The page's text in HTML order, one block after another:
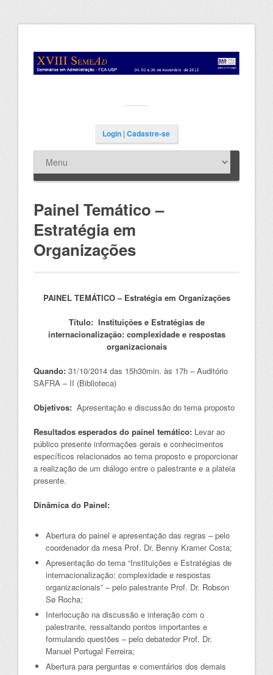
Login| Cadastre-se
Painel Temático –
Estratégia em
Organizações
PAINEL TEMÁTICO – Estratégia em Organizações
Título: Instituições e Estratégias de
internacionalização: complexidade e respostas
organizacionais
Quando: 31/10/2014 das 15h30min. às 17h – Auditório
SAFRA – II (Biblioteca)
Objetivos: Apresentação e discussão do tema proposto
Resultados esperados do painel temático: Levar ao
público presente informações gerais e conhecimentos
específicos relacionados ao tema proposto e proporcionar
a realização de um diálogo entre o palestrante e a plateia
presente.
Dinâmica do Painel:
Abertura do painel e apresentação das regras – pelo
coordenador da mesa Prof. Dr. Benny Kramer Costa;
Apresentação do tema “Instituições e Estratégias de
internacionalização: complexidade e respostas
organizacionais” – pelo palestrante Prof. Dr. Robson
Sø Rocha;
Interlocução na discussão e interação com o
palestrante, ressaltando pontos importantes e
formulando questões – pelo debatedor Prof. Dr.
Manuel Portugal Ferreira;
Abertura para perguntas e comentários dos demais